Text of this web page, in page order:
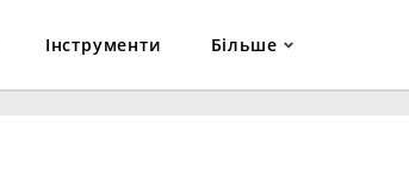
Інструменти Більше